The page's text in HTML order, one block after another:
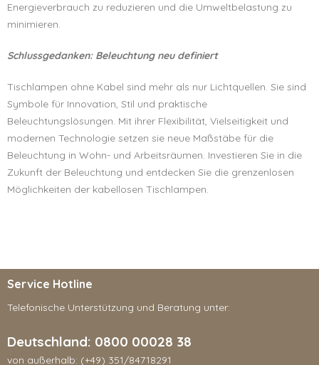
Energieverbrauch zu reduzieren und die Umweltbelastung zu
minimieren.
Schlussgedanken: Beleuchtung neu definiert
Tischlampen ohne Kabel sind mehr als nur Lichtquellen. Sie sind
Symbole für Innovation, Stil und praktische
Beleuchtungslösungen. Mit ihrer Flexibilität, Vielseitigkeit und
modernen Technologie setzen sie neue Maßstäbe für die
Beleuchtung in Wohn- und Arbeitsräumen. Investieren Sie in die
Zukunft der Beleuchtung und entdecken Sie die grenzenlosen
Möglichkeiten der kabellosen Tischlampen.
Service Hotline
Telefonische Unterstützung und Beratung unter:
Deutschland: 0800 00028 38
von außerhalb: (+49) 351/84718291